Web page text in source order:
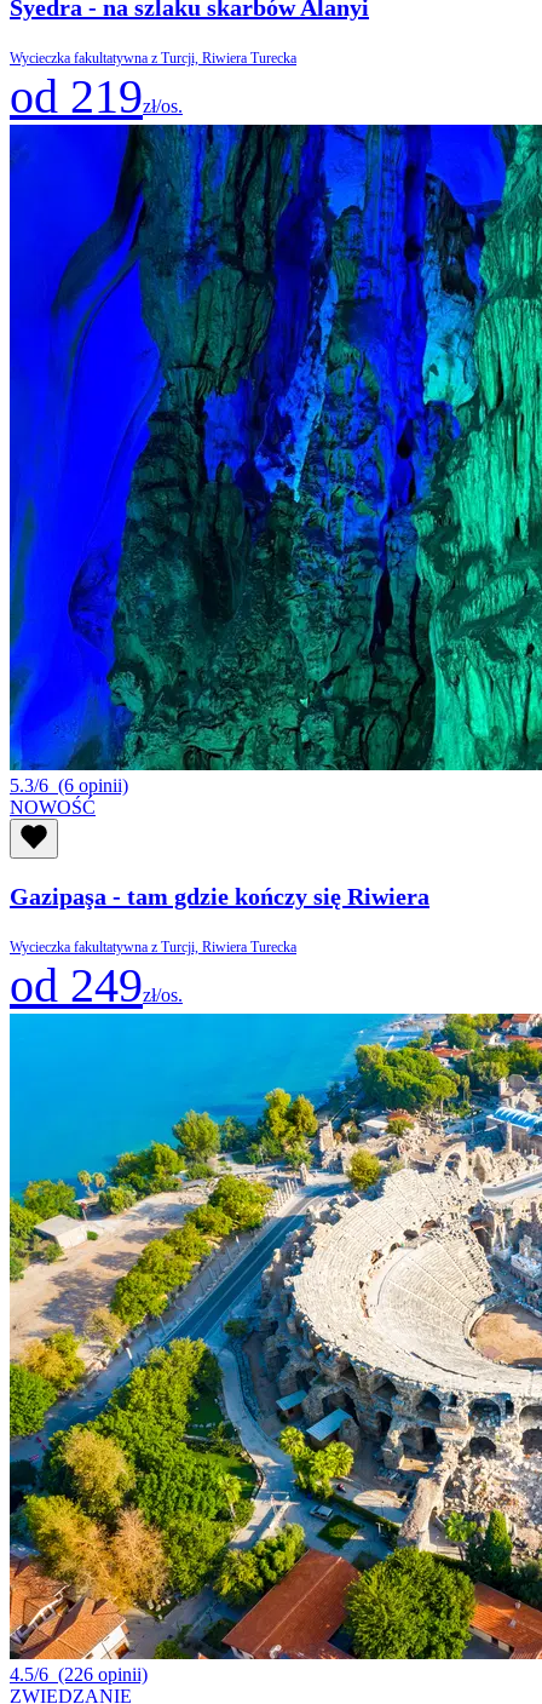
Syedra - na szlaku skarbów Alanyi
Wycieczka fakultatywna z Turcji, Riwiera Turecka
od 219zł/os.
5.3/6 (6 opinii)
NOWOŚĆ
Gazipaşa - tam gdzie kończy się Riwiera
Wycieczka fakultatywna z Turcji, Riwiera Turecka
od 249zł/os.
4.5/6 (226 opinii)
ZWIEDZANIE